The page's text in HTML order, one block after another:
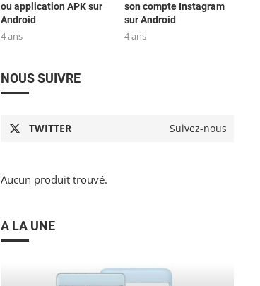
ou application APK sur
Android
4 ans
son compte Instagram
sur Android
4 ans
NOUS SUIVRE
TWITTER Suivez-nous
Aucun produit trouvé.
A LA UNE